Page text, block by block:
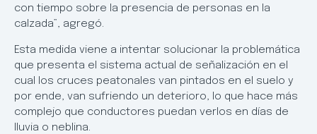
con tiempo sobre la presencia de personas en la
calzada”, agregó.
Esta medida viene a intentar solucionar la problemática
que presenta el sistema actual de señalización en el
cual los cruces peatonales van pintados en el suelo y
por ende, van sufriendo un deterioro, lo que hace más
complejo que conductores puedan verlos en días de
lluvia o neblina.